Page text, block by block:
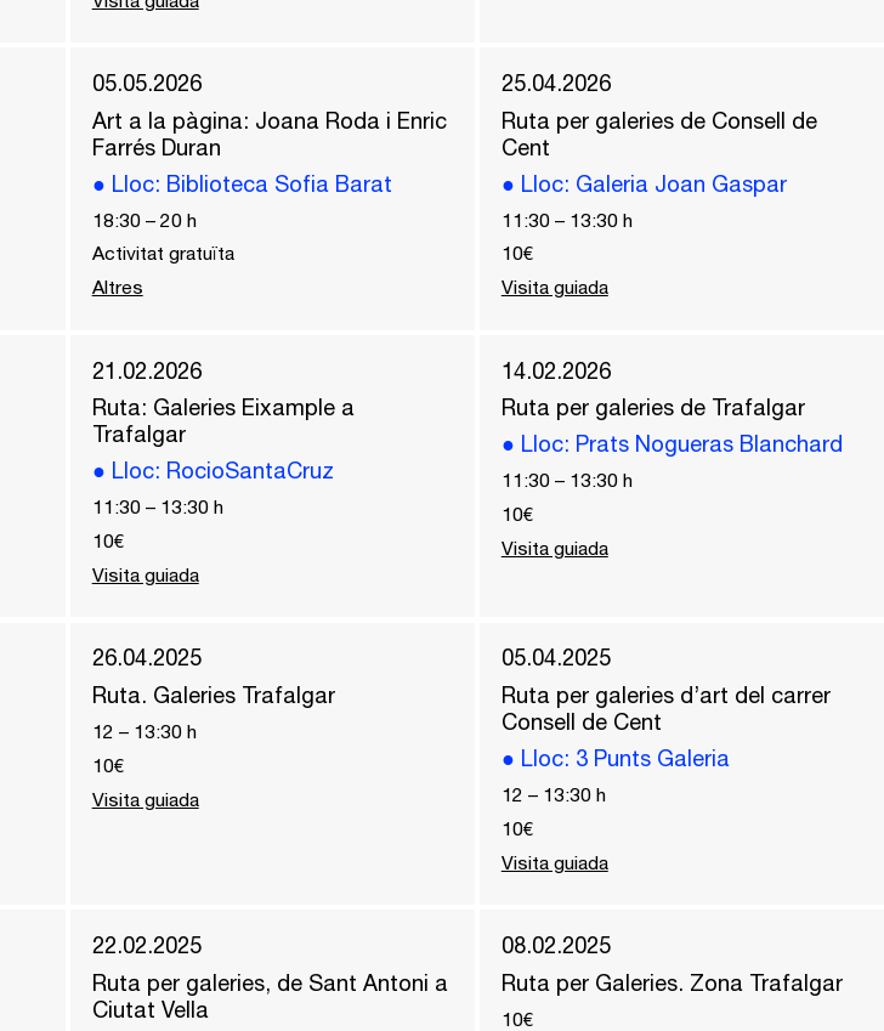
05.05.2026
Art a la pàgina: Joana Roda i Enric
Farrés Duran
● Lloc: Biblioteca Sofia Barat
18:30– 20h
Activitat gratuïta
Altres
25.04.2026
Ruta per galeries de Consell de
Cent
● Lloc: Galeria Joan Gaspar
11:30– 13:30h
10€
Visita guiada
21.02.2026
Ruta: Galeries Eixample a
Trafalgar
● Lloc: RocioSantaCruz
11:30– 13:30h
10€
Visita guiada
14.02.2026
Ruta per galeries de Trafalgar
● Lloc: Prats Nogueras Blanchard
11:30– 13:30h
10€
Visita guiada
26.04.2025
Ruta. Galeries Trafalgar
12 – 13:30h
10€
Visita guiada
05.04.2025
Ruta per galeries d’art del carrer
Consell de Cent
● Lloc: 3 Punts Galeria
12 – 13:30h
10€
Visita guiada
22.02.2025
Ruta per galeries, de Sant Antoni a
Ciutat Vella
08.02.2025
Ruta per Galeries. Zona Trafalgar
10€